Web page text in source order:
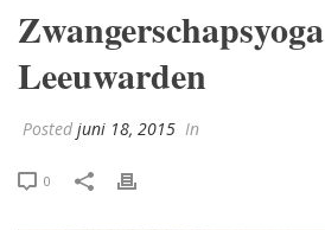
Zwangerschapsyoga
Leeuwarden
Posted juni 18, 2015 In
0